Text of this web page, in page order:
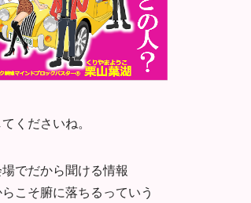
くださいね。
でだから聞ける情報
こそ腑に落ちるっていう